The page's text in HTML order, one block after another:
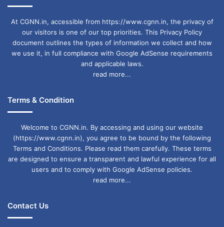
At CGNN.in, accessible from https://www.cgnn.in, the privacy of
our visitors is one of our top priorities. This Privacy Policy
document outlines the types of information we collect and how
we use it, in full compliance with Google AdSense requirements
and applicable laws.
read more...
Terms & Condition
Welcome to CGNN.in. By accessing and using our website
(https://www.cgnn.in), you agree to be bound by the following
Terms and Conditions. Please read them carefully. These terms
are designed to ensure a transparent and lawful experience for all
users and to comply with Google AdSense policies.
read more...
Contact Us